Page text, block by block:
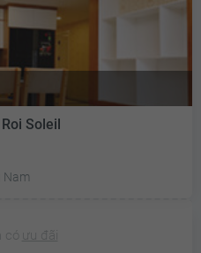
Soleil
Nam
có ưu đãi